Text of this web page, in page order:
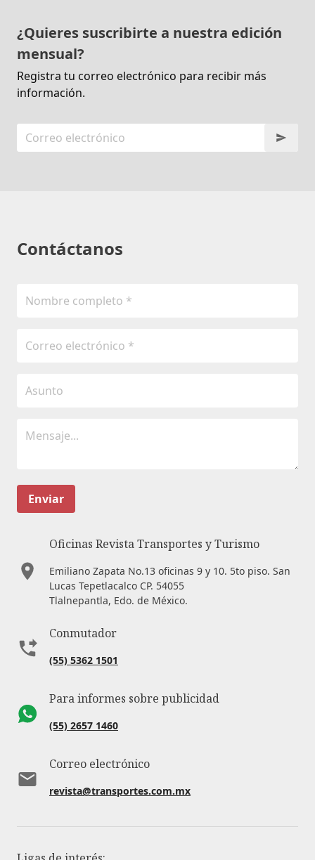
¿Quieres suscribirte a nuestra edición
mensual?
Registra tu correo electrónico para recibir más
información.
Contáctanos
Enviar
Oficinas Revista Transportes y Turismo
Emiliano Zapata No.13 oficinas 9 y 10. 5to piso. San
Lucas Tepetlacalco CP. 54055
Tlalnepantla, Edo. de México.
Conmutador
(55) 5362 1501
Para informes sobre publicidad
(55) 2657 1460
Correo electrónico
revista@transportes.com.mx